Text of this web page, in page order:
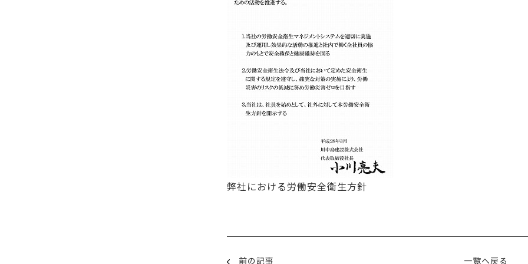
弊社における労働安全衛生方針
前の記事 一覧へ戻る